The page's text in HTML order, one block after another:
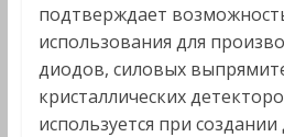
подтверждает
использования для
диодов, силовых
кристаллических
используется при